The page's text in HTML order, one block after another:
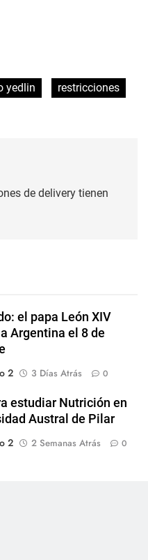
o
yedlin
restricciones
de delivery tienen
el papa León XIV
Argentina el 8 de
2
3 Días Atrás 0
estudiar Nutrición en
Austral de Pilar
2
2 Semanas Atrás 0